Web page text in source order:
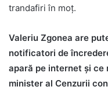
trandafiri în moț.
Valeriu Zgonea are
notificatori de
apară pe internet și ce
minister al Cenzurii